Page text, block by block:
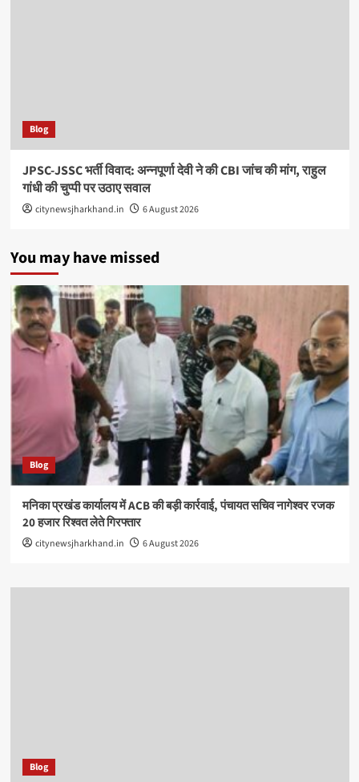
Blog
JPSC-JSSC भर्ती विवाद: अन्नपूर्णा देवी ने की CBI जांच की मांग, राहुल
गांधी की चुप्पी पर उठाए सवाल
citynewsjharkhand.in 6 August 2026
You may have missed
Blog
मनिका प्रखंड कार्यालय में ACB की बड़ी कार्रवाई, पंचायत सचिव नागेश्वर रजक
20 हजार रिश्वत लेते गिरफ्तार
citynewsjharkhand.in 6 August 2026
Blog